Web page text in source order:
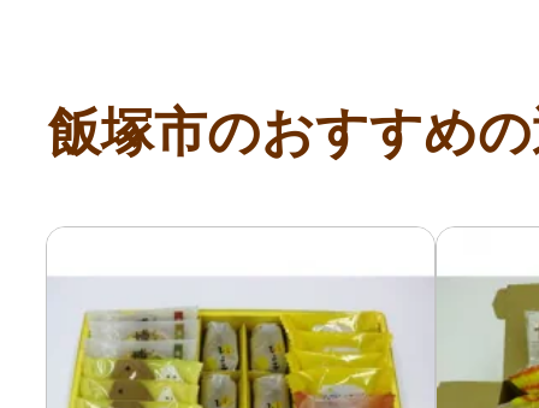
飯塚市のおすすめ